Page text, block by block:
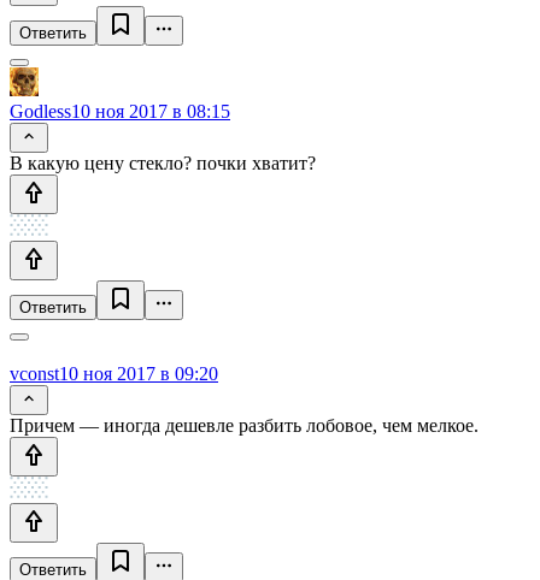
Ответить
Godless10 ноя 2017 в 08:15
В какую цену стекло? почки хватит?
Ответить
vconst10 ноя 2017 в 09:20
Причем — иногда дешевле разбить лобовое, чем мелкое.
Ответить